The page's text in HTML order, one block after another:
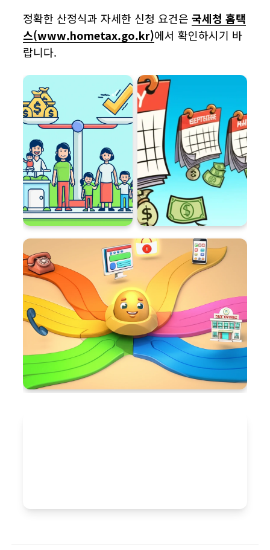
정확한 산정식과 자세한 신청 요건은국세청 홈택
스(www.hometax.go.kr)에서 확인하시기 바
랍니다.